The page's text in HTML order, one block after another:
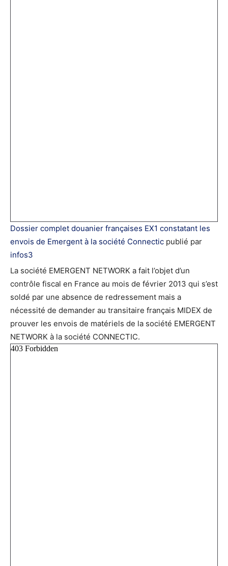
Dossier complet douanier françaises EX1 constatant les
envois de Emergent à la société Connectic publié par
infos3
La société EMERGENT NETWORK a fait l’objet d’un
contrôle fiscal en France au mois de février 2013 qui s’est
soldé par une absence de redressement mais a
nécessité de demander au transitaire français MIDEX de
prouver les envois de matériels de la société EMERGENT
NETWORK à la société CONNECTIC.